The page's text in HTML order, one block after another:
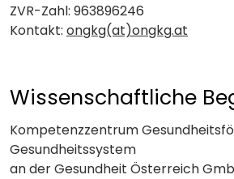
ZVR-Zahl: 963896246
Kontakt: ongkg(at)ongkg.at
Wissenschaftliche
Kompetenzzentrum
Gesundheitssystem
an der Gesundheit Österreich